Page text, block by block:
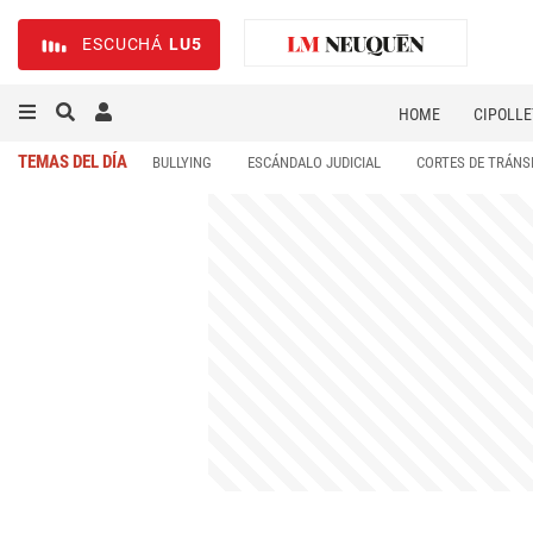
ESCUCHÁ LU5
HOME
TEMAS DEL DÍA BULLYING ESCÁNDALO JUDICIAL CORTES DE